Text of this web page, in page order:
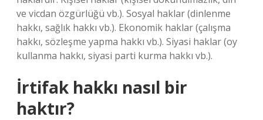
ve vicdan özgürlüğü vb.). Sosyal haklar (dinlenme
hakkı, sağlık hakkı vb.). Ekonomik haklar (çalışma
hakkı, sözleşme yapma hakkı vb.). Siyasi haklar (oy
kullanma hakkı, siyasi parti kurma hakkı vb.).
İrtifak hakkı nasıl bir
haktır?